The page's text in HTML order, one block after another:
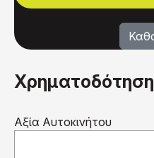
Χρηματοδότηση
Αξία Αυτοκινήτου